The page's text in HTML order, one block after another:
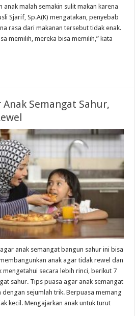
anak malah semakin sulit makan karena
Sjarif, Sp.A(K) mengatakan, penyebab
rasa dari makanan tersebut tidak enak.
memilih, mereka bisa memilih,” kata
Anak Semangat Sahur,
anak semangat bangun sahur ini bisa
anak agar tidak rewel dan
mengetahui secara lebih rinci, berikut 7
sahur. Tips puasa agar anak semangat
dengan sejumlah trik. Berpuasa memang
kecil. Mengajarkan anak untuk turut